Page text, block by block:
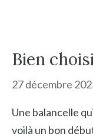
Bien
27 décembre
Une balancelle
voilà un bon